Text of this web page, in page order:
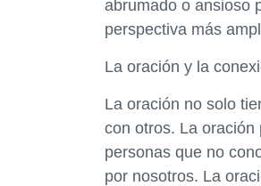
abrumado o ansioso
perspectiva más
La oración y la
La oración no solo
con otros. La oración
personas que no
por nosotros. La